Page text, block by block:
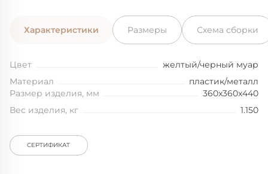
Характеристики Размеры Схема сборки
Цвет
желтый/черный муар
Материал
пластик/металл
Размер изделия, мм
360x360x440
Вес изделия, кг
1.150
СЕРТИФИКАТ